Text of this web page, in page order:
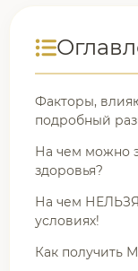
Факторы,
подробный
На чем можно
здоровья?
На чем
условиях!
Как получить